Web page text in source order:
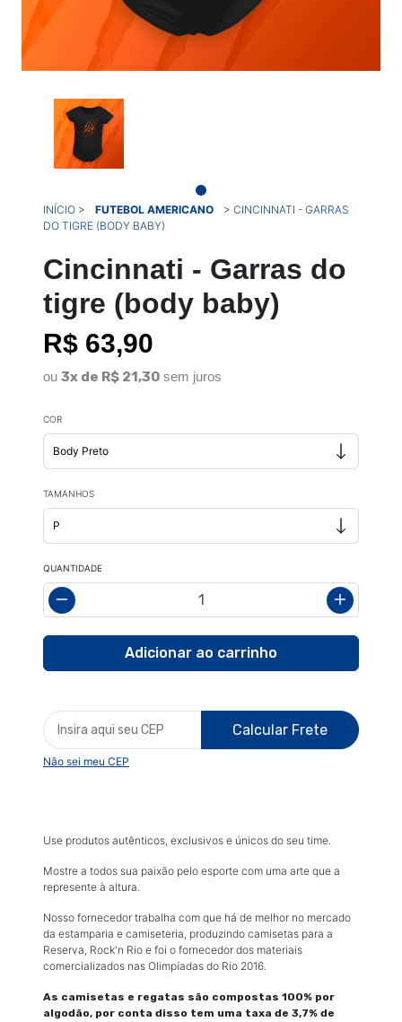
INÍCIO > FUTEBOL AMERICANO > CINCINNATI - GARRAS
DO TIGRE (BODY BABY)
Cincinnati - Garras do
tigre (body baby)
R$ 63,90
ou 3x de R$ 21,30 sem juros
COR
TAMANHOS
QUANTIDADE
Calcular Frete
Não sei meu CEP
Use produtos autênticos, exclusivos e únicos do seu time.
Mostre a todos sua paixão pelo esporte com uma arte que a
represente à altura.
Nosso fornecedor trabalha com que há de melhor no mercado
da estamparia e camiseteria, produzindo camisetas para a
Reserva, Rock'n Rio e foi o fornecedor dos materiais
comercializados nas Olimpíadas do Rio 2016.
As camisetas e regatas são compostas 100% por
algodão, por conta disso tem uma taxa de 3,7% de